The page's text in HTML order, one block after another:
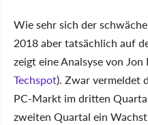
Wie sehr sich der
2018 aber tatsächlich auf
zeigt eine Analsyse von Jon
Techspot). Zwar vermeldet
PC-Markt im dritten
zweiten Quartal ein